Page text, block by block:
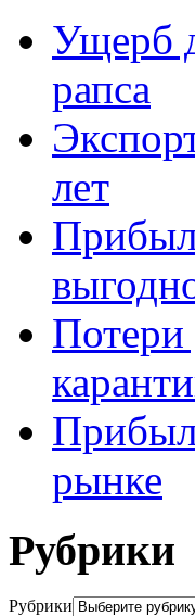
Ущерб
рапса
лет
Потери
рынке
Рубрики
Рубрики